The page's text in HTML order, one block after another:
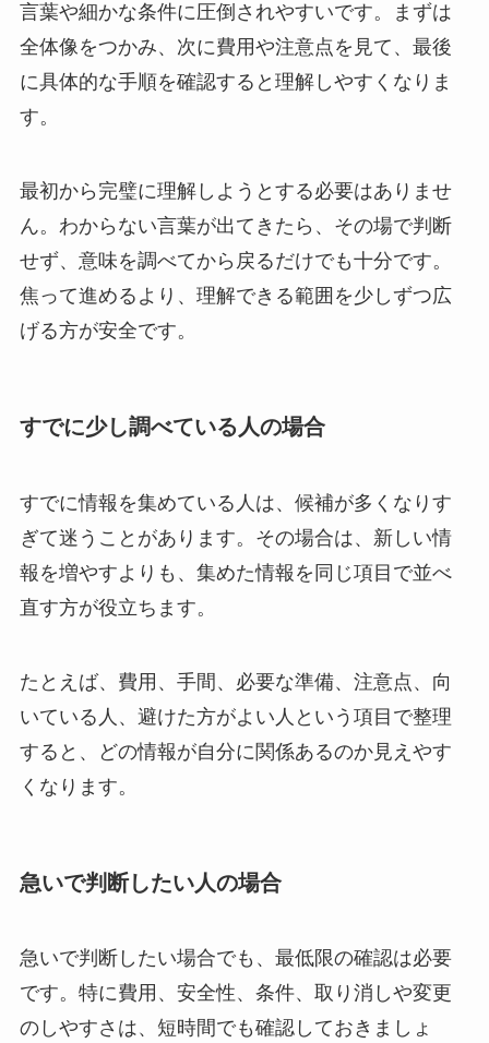
言葉や細かな条件に圧倒されやすいです。まずは
全体像をつかみ、次に費用や注意点を見て、最後
に具体的な手順を確認すると理解しやすくなりま
す。
最初から完璧に理解しようとする必要はありませ
ん。わからない言葉が出てきたら、その場で判断
せず、意味を調べてから戻るだけでも十分です。
焦って進めるより、理解できる範囲を少しずつ広
げる方が安全です。
すでに少し調べている人の場合
すでに情報を集めている人は、候補が多くなりす
ぎて迷うことがあります。その場合は、新しい情
報を増やすよりも、集めた情報を同じ項目で並べ
直す方が役立ちます。
たとえば、費用、手間、必要な準備、注意点、向
いている人、避けた方がよい人という項目で整理
すると、どの情報が自分に関係あるのか見えやす
くなります。
急いで判断したい人の場合
急いで判断したい場合でも、最低限の確認は必要
です。特に費用、安全性、条件、取り消しや変更
のしやすさは、短時間でも確認しておきましょ